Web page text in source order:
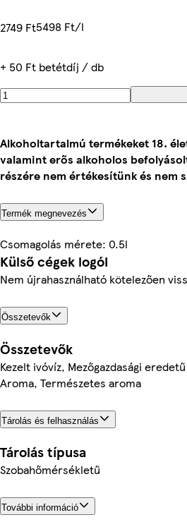
2749 Ft5498 Ft/l
+ 50 Ft betétdíj / db
Alkoholtartalmú termékeket 18.
valamint erős alkoholos
részére nem értékesítünk és nem
Termék megnevezés
Csomagolás mérete: 0.5l
Külső cégek logói
Nem újrahasználható kötelezően
Összetevők
Összetevők
Kezelt ivóvíz, Mezőgazdasági
Aroma, Természetes aroma
Tárolás és felhasználás
Tárolás típusa
Szobahőmérsékletű
További információ